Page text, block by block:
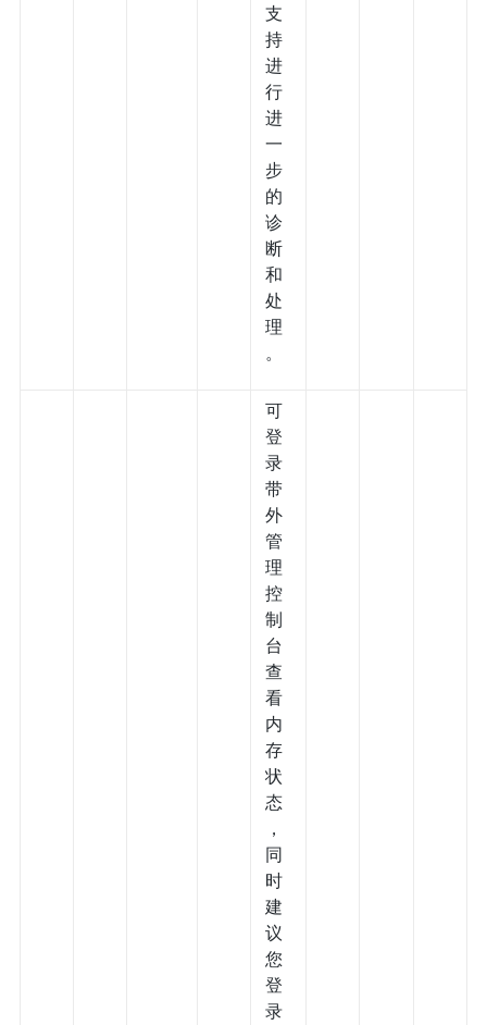
支
持
进
行
进
一
步
的
诊
断
和
处
理
。
可
登
录
带
外
管
理
控
制
台
查
看
内
存
状
态
，
同
时
建
议
您
登
录